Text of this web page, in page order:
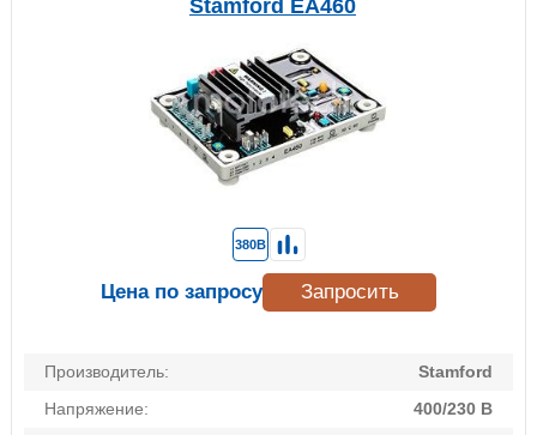
Stamford EA460
Производитель:
Stamford
Напряжение:
400/230 В
380В
Цена по запросу Запросить